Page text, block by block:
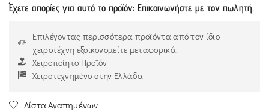
Έχετε απορίες για αυτό το προϊόν; Επικοινωνήστε με τον πωλητή.
Επιλέγοντας περισσότερα προϊόντα από τον ίδιο
χειροτέχνη εξοικονομείτε μεταφορικά.
Χειροποίητο Προϊόν
Χειροτεχνημένο στην Ελλάδα
Λίστα Αγαπημένων